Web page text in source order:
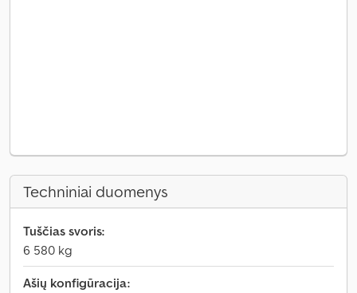
Techniniai duomenys
Tuščias svoris:
6 580 kg
Ašių konfigūracija: